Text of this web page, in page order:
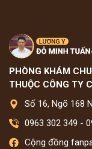
PHÒNG KHÁM
THUỘC CÔNG TY
Số 16, Ngõ 168
0963 302 349 -
Cộng đồng